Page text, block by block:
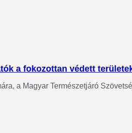
a fokozottan védett
a Magyar Természetjáró